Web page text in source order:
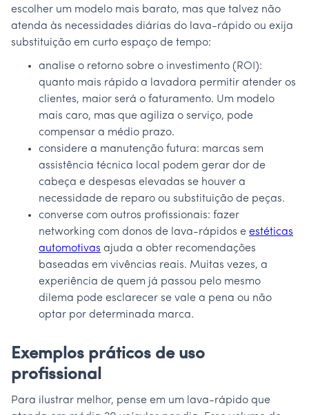
escolher um modelo mais barato, mas que talvez não
atenda às necessidades diárias do lava-rápido ou exija
substituição em curto espaço de tempo:
analise o retorno sobre o investimento (ROI):
quanto mais rápido a lavadora permitir atender os
clientes, maior será o faturamento. Um modelo
mais caro, mas que agiliza o serviço, pode
compensar a médio prazo.
considere a manutenção futura: marcas sem
assistência técnica local podem gerar dor de
cabeça e despesas elevadas se houver a
necessidade de reparo ou substituição de peças.
converse com outros profissionais: fazer
networking com donos de lava-rápidos e estéticas
automotivas ajuda a obter recomendações
baseadas em vivências reais. Muitas vezes, a
experiência de quem já passou pelo mesmo
dilema pode esclarecer se vale a pena ou não
optar por determinada marca.
Exemplos práticos de uso
profissional
Para ilustrar melhor, pense em um lava-rápido que